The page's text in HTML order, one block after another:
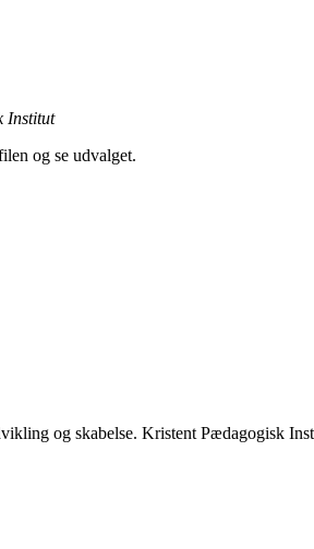
Institut
og se udvalget.
og skabelse. Kristent Pædagogisk